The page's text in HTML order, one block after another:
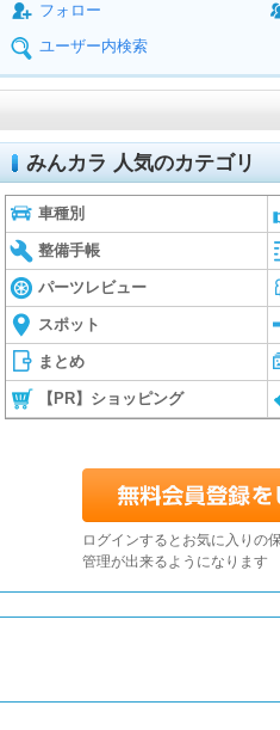
フォロー
ユーザー内検索
みんカラ 人気のカテゴリ
車種別
整備手帳
パーツレビュー
スポット
まとめ
【PR】ショッピング
ログインするとお気に入りの
管理が出来るようになります